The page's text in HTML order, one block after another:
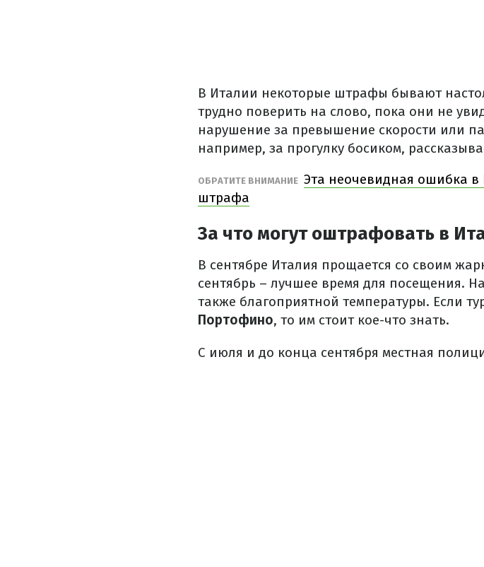
В Италии некоторые штрафы бывают
трудно поверить на слово, пока они не
нарушение за превышение скорости или
например, за прогулку босиком,
ОБРАТИТЕ ВНИМАНИЕ Эта неочевидная ошибка в
штрафа
За что могут оштрафовать в
В сентябре Италия прощается со своим
сентябрь – лучшее время для посещения.
также благоприятной температуры. Если
Портофино, то им стоит кое-что знать.
С июля и до конца сентября местная